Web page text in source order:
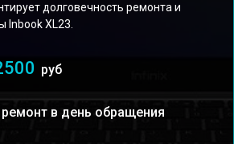
долговечность ремонта и
Inbook XL23.
руб
в день обращения